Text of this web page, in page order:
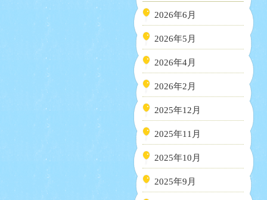
2026年6月
2026年5月
2026年4月
2026年2月
2025年12月
2025年11月
2025年10月
2025年9月